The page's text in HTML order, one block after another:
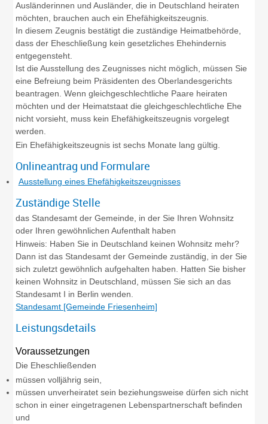
Ausländerinnen und Ausländer, die in Deutschland heiraten
möchten, brauchen auch ein Ehefähigkeitszeugnis.
In diesem Zeugnis bestätigt die zuständige Heimatbehörde,
dass der Eheschließung kein gesetzliches Ehehindernis
entgegensteht.
Ist die Ausstellung des Zeugnisses nicht möglich, müssen Sie
eine Befreiung beim Präsidenten des Oberlandesgerichts
beantragen. Wenn gleichgeschlechtliche Paare heiraten
möchten und der Heimatstaat die gleichgeschlechtliche Ehe
nicht vorsieht, muss kein Ehefähigkeitszeugnis vorgelegt
werden.
Ein Ehefähigkeitszeugnis ist sechs Monate lang gültig.
Onlineantrag und Formulare
Ausstellung eines Ehefähigkeitszeugnisses
Zuständige Stelle
das Standesamt der Gemeinde, in der Sie Ihren Wohnsitz
oder Ihren gewöhnlichen Aufenthalt haben
Hinweis: Haben Sie in Deutschland keinen Wohnsitz mehr?
Dann ist das Standesamt der Gemeinde zuständig, in der Sie
sich zuletzt gewöhnlich aufgehalten haben. Hatten Sie bisher
keinen Wohnsitz in Deutschland, müssen Sie sich an das
Standesamt I in Berlin wenden.
Standesamt [Gemeinde Friesenheim]
Leistungsdetails
Voraussetzungen
Die Eheschließenden
müssen volljährig sein,
müssen unverheiratet sein beziehungsweise dürfen sich nicht
schon in einer eingetragenen Lebenspartnerschaft befinden
und